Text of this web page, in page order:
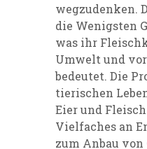
wegzudenken.
die Wenigsten
was ihr
Umwelt und
bedeutet. Die
tierischen
Eier und
Vielfaches an
zum Anbau von